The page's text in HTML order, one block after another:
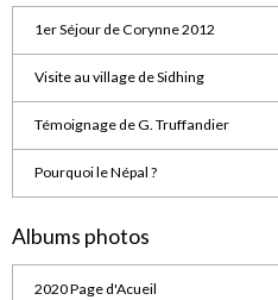
1er Séjour de Corynne 2012
Visite au village de Sidhing
Témoignage de G. Truffandier
Pourquoi le Népal ?
Albums photos
2020 Page d'Acueil